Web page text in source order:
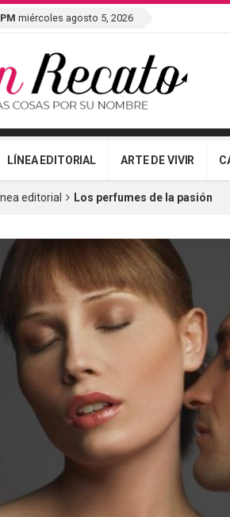
miércoles agosto 5, 2026
LÍNEA EDITORIAL ARTE DE VIVIR
editorial Los perfumes de la pasión